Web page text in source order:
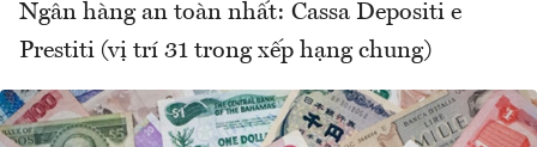
Ngân hàng an toàn nhất: Cassa Depositi e
Prestiti (vị trí 31 trong xếp hạng chung)